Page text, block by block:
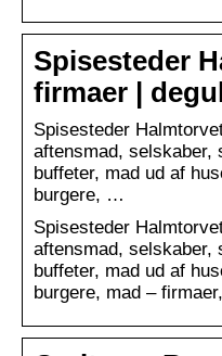
Spisesteder
firmaer |
Spisesteder
aftensmad, selskaber,
buffeter, mad ud af
burgere, …
Spisesteder
aftensmad, selskaber,
buffeter, mad ud af
burgere, mad –